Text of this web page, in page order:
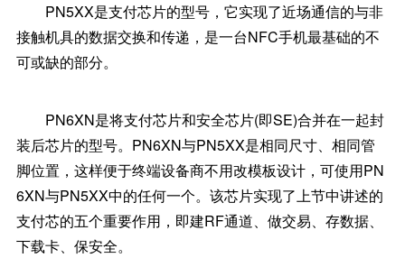
PN5XX是支付芯片的型号，它实现了近场通信的与非
接触机具的数据交换和传递，是一台NFC手机最基础的不
可或缺的部分。
PN6XN是将支付芯片和安全芯片(即SE)合并在一起封
装后芯片的型号。PN6XN与PN5XX是相同尺寸、相同管
脚位置，这样便于终端设备商不用改模板设计，可使用PN
6XN与PN5XX中的任何一个。该芯片实现了上节中讲述的
支付芯的五个重要作用，即建RF通道、做交易、存数据、
下载卡、保安全。